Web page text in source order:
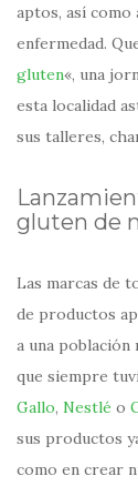
aptos, así como
enfermedad.
gluten«, una
esta localidad
sus talleres,
gluten de
Las marcas de
de productos
a una población
que siempre
Gallo, Nestlé o
sus productos
como en crear